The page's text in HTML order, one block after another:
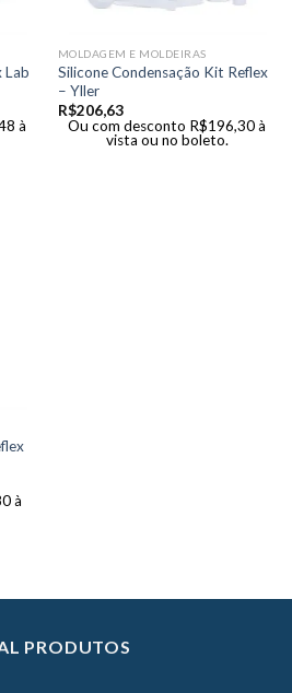
Lab
à
MOLDAGEM E MOLDEIRAS
Silicone Condensação Kit Reflex
– Yller
R$206,63
Ou com desconto R$196,30à
vista ou no boleto.
à
PRODUTOS